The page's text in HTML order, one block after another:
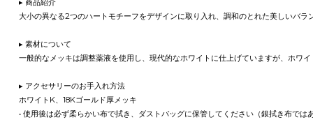
▸ 商品紹介
大小の異なる2つのハートモチーフをデザインに取り入れ、調和のとれた美しいバ
▸ 素材について
一般的なメッキは調整薬液を使用し、現代的なホワイトに仕上げていますが、ホワ
▸ アクセサリーのお手入れ方法
ホワイトK、18Kゴールド厚メッキ
• 使用後は必ず柔らかい布で拭き、ダストバッグに保管してください（銀拭き布では